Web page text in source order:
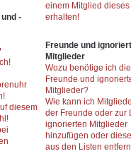
-
diesem
einem Mitglied dieses
erhalten!
Freunde und
Mitglieder
Wozu benötige ich
Freunde und
Mitglieder?
Wie kann ich
der Freunde oder zur
ignorierten Mitglieder
hinzufügen oder
aus den Listen